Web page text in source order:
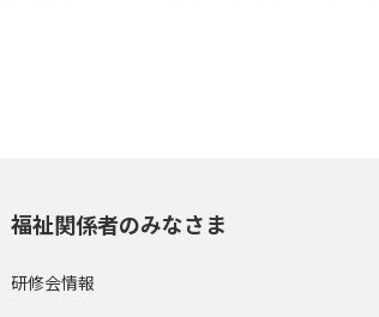
福祉関係者のみなさま
研修会情報